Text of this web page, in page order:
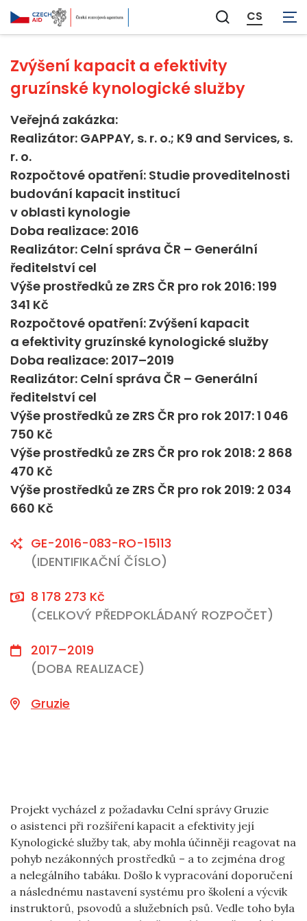
Zobrazit
vyhledávání
CS
Veřejná správa
Zvýšení kapacit a efektivity
gruzínské kynologické služby
Veřejná zakázka:
Realizátor: GAPPAY, s. r. o.; K9 and Services, s.
r. o.
Rozpočtové opatření: Studie proveditelnosti
budování kapacit institucí
v oblasti kynologie
Doba realizace: 2016
Realizátor: Celní správa ČR – Generální
ředitelství cel
Výše prostředků ze ZRS ČR pro rok 2016: 199
341 Kč
Rozpočtové opatření: Zvýšení kapacit
a efektivity gruzínské kynologické služby
Doba realizace: 2017–2019
Realizátor: Celní správa ČR – Generální
ředitelství cel
Výše prostředků ze ZRS ČR pro rok 2017: 1 046
750 Kč
Výše prostředků ze ZRS ČR pro rok 2018: 2 868
470 Kč
Výše prostředků ze ZRS ČR pro rok 2019: 2 034
660 Kč
GE-2016-083-RO-15113
(IDENTIFIKAČNÍ ČÍSLO)
8 178 273 Kč
(CELKOVÝ PŘEDPOKLÁDANÝ ROZPOČET)
2017–2019
(DOBA REALIZACE)
Gruzie
Projekt vycházel z požadavku Celní správy Gruzie
o asistenci při rozšíření kapacit a efektivity její
Kynologické služby tak, aby mohla účinněji reagovat na
pohyb nezákonných prostředků – a to zejména drog
a nelegálního tabáku. Došlo k vypracování doporučení
a následnému nastavení systému pro školení a výcvik
instruktorů, psovodů a služebních psů. Vedle toho byla